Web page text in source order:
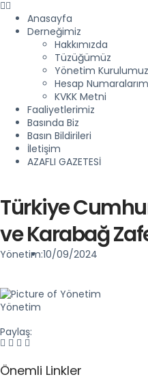
Anasayfa
Derneğimiz
Hakkımızda
Tüzüğümüz
Yönetim Kurulumuz
Hesap
KVKK Metni
Faaliyetlerimiz
Basında Biz
Basın Bildirileri
İletişim
AZAFLI GAZETESİ
Türkiye
ve Karabağ
Yönetim:10/09/2024
Yönetim
Paylaş:
Önemli Linkler